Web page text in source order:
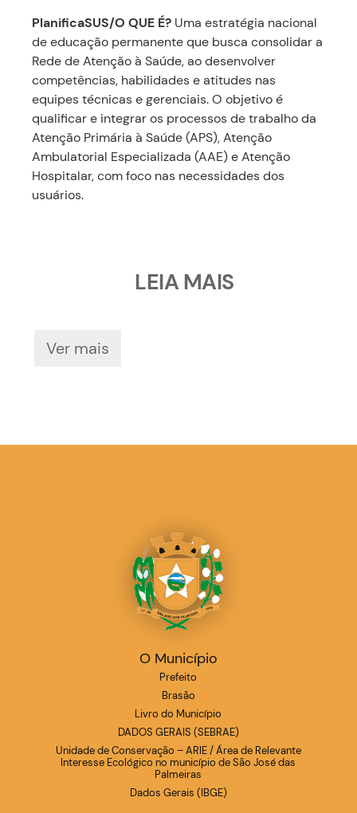
PlanificaSUS/O QUE É? Uma estratégia nacional
de educação permanente que busca consolidar a
Rede de Atenção à Saúde, ao desenvolver
competências, habilidades e atitudes nas
equipes técnicas e gerenciais. O objetivo é
qualificar e integrar os processos de trabalho da
Atenção Primária à Saúde (APS), Atenção
Ambulatorial Especializada (AAE) e Atenção
Hospitalar, com foco nas necessidades dos
usuários.
LEIA MAIS
Ver mais
O Município
Prefeito
Brasão
Livro do Município
DADOS GERAIS (SEBRAE)
Unidade de Conservação – ARIE / Área de Relevante
Interesse Ecológico no município de São José das
Palmeiras
Dados Gerais (IBGE)